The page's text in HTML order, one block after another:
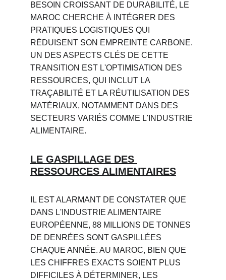
BESOIN CROISSANT DE DURABILITÉ, LE
MAROC CHERCHE À INTÉGRER DES
PRATIQUES LOGISTIQUES QUI
RÉDUISENT SON EMPREINTE CARBONE.
UN DES ASPECTS CLÉS DE CETTE
TRANSITION EST L'OPTIMISATION DES
RESSOURCES, QUI INCLUT LA
TRAÇABILITÉ ET LA RÉUTILISATION DES
MATÉRIAUX, NOTAMMENT DANS DES
SECTEURS VARIÉS COMME L'INDUSTRIE
ALIMENTAIRE.
LE GASPILLAGE DES
RESSOURCES ALIMENTAIRES
IL EST ALARMANT DE CONSTATER QUE
DANS L'INDUSTRIE ALIMENTAIRE
EUROPÉENNE, 88 MILLIONS DE TONNES
DE DENRÉES SONT GASPILLÉES
CHAQUE ANNÉE. AU MAROC, BIEN QUE
LES CHIFFRES EXACTS SOIENT PLUS
DIFFICILES À DÉTERMINER, LES